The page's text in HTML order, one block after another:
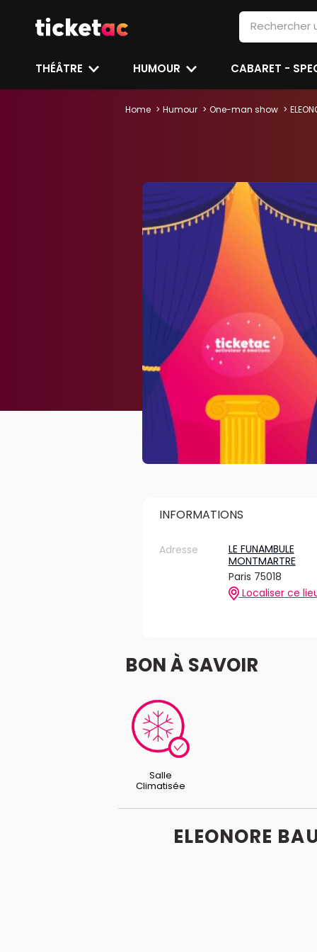
THÉÂTRE HUMOUR CABARET -
Home Humour One-man show
INFORMATIONS
Adresse
LE FUNAMBULE
MONTMARTRE
Paris 75018
Localiser ce
BON À SAVOIR
Salle
Climatisée
ELEONORE